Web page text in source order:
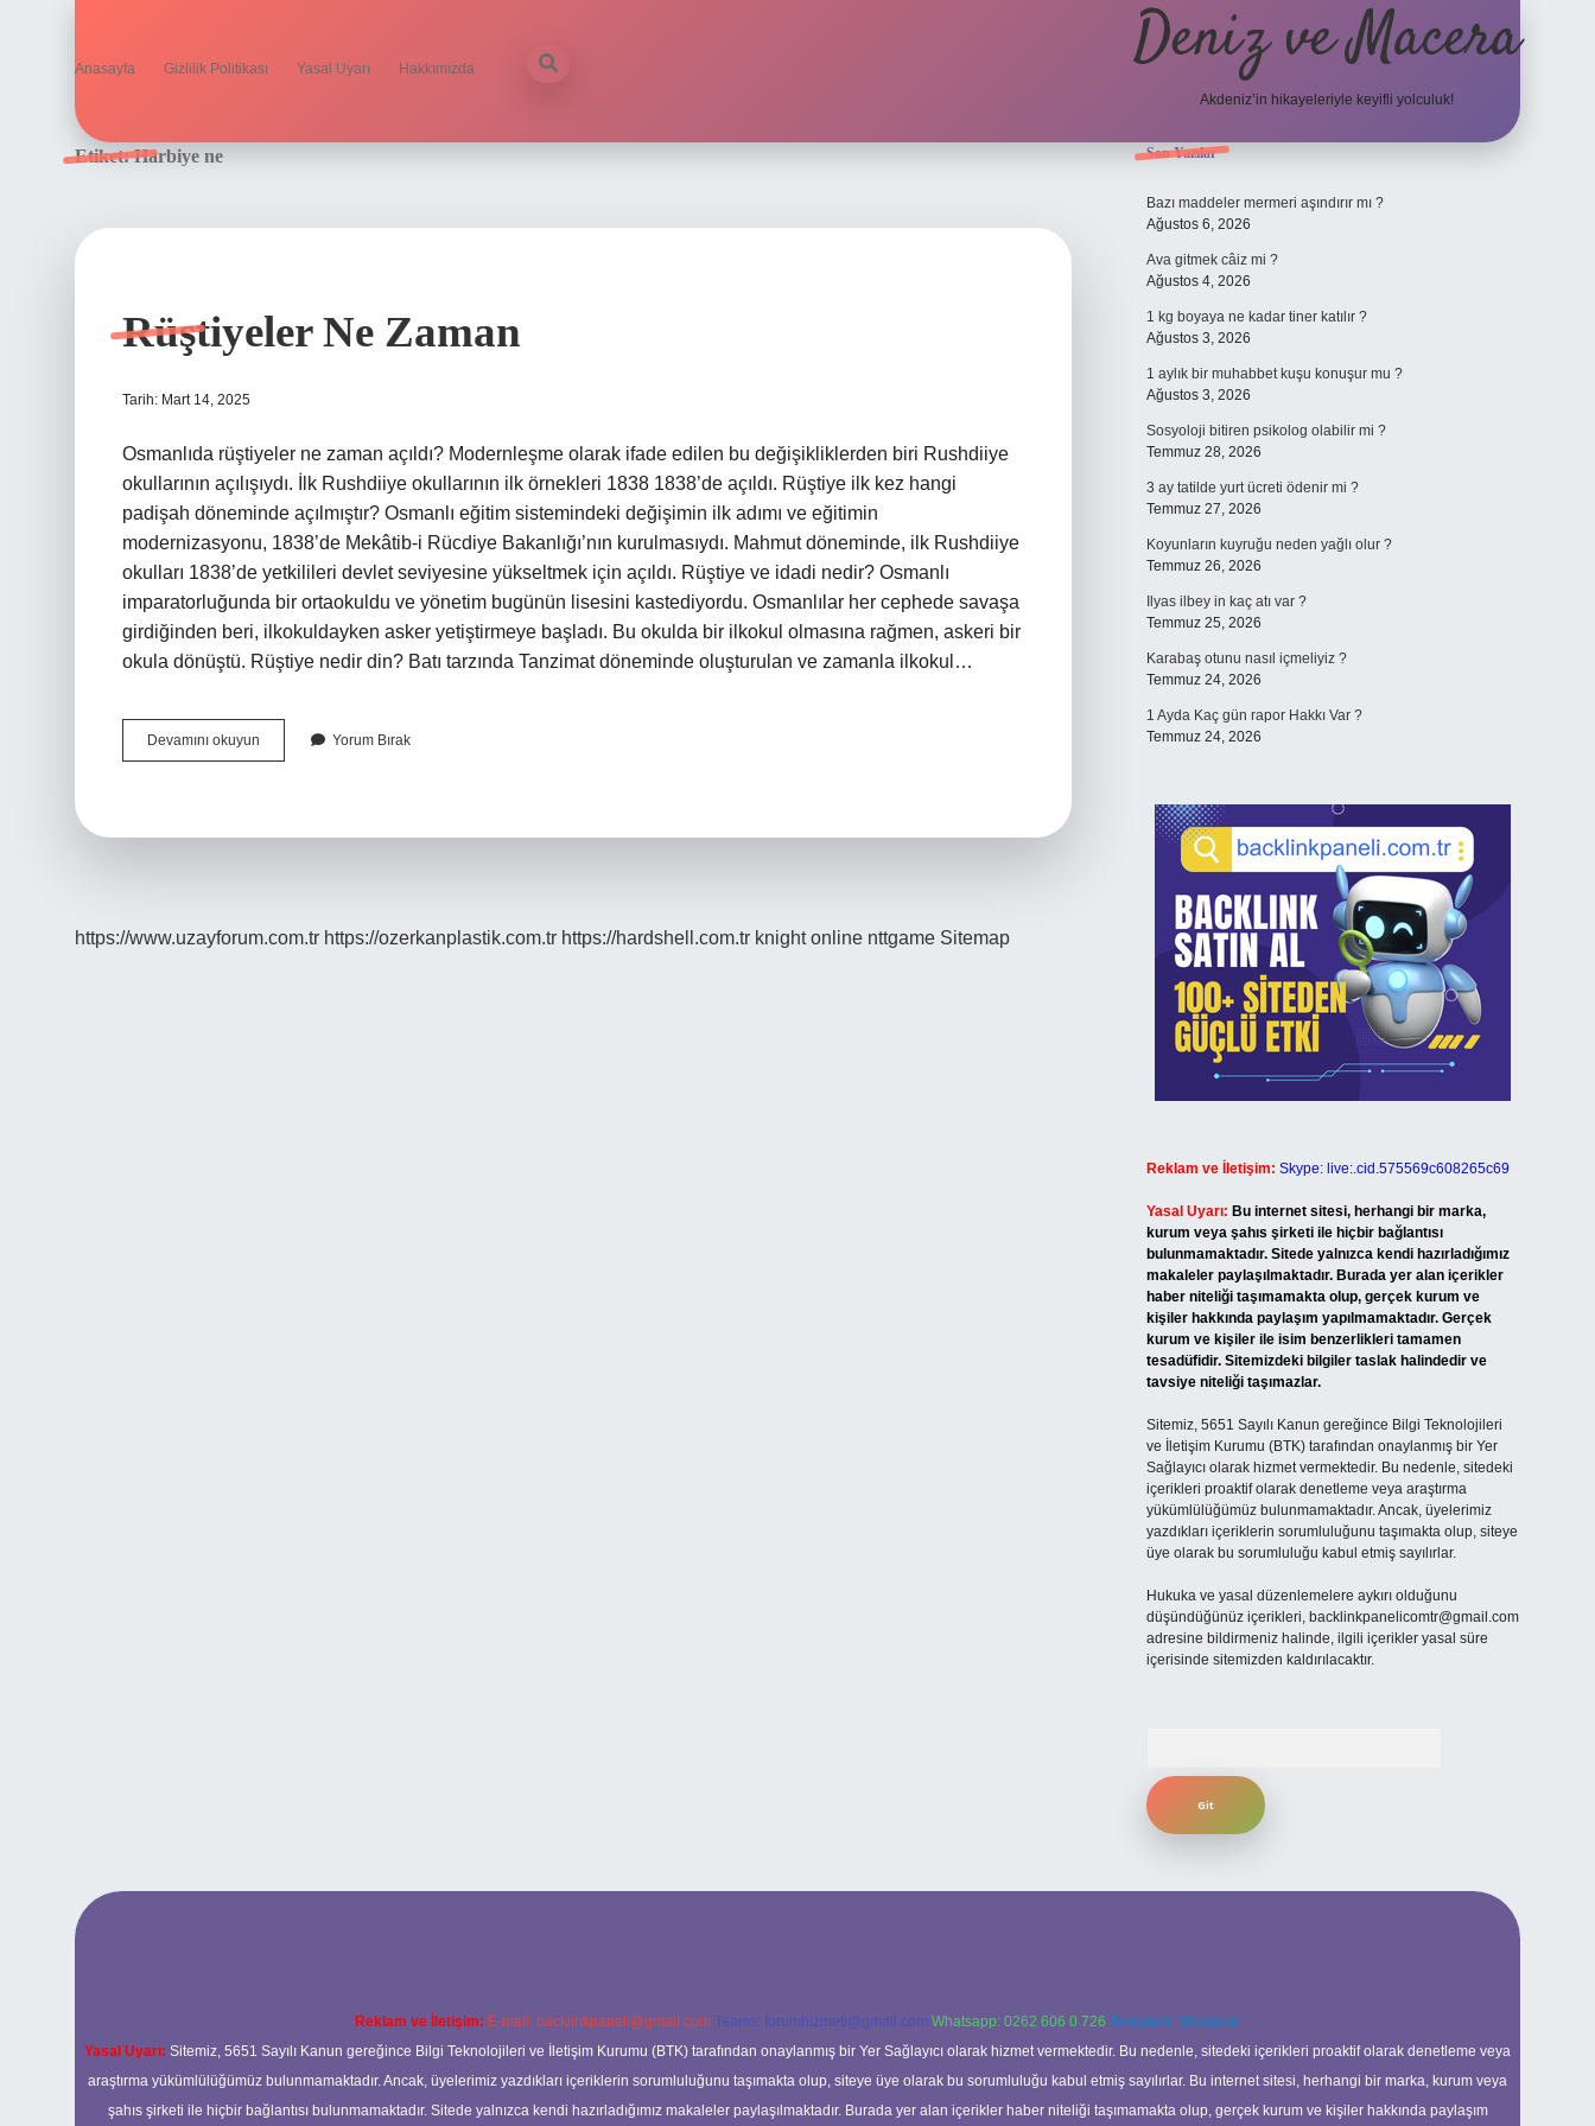
Anasayfa Gizlilik Politikası Yasal Uyarı Hakkımızda Deniz ve Macera
Akdeniz’in hikayeleriyle keyifli yolculuk!
Etiket:Harbiye ne
Rüştiyeler Ne Zaman
Tarih: Mart 14, 2025
Osmanlıda rüştiyeler ne zaman açıldı? Modernleşme olarak ifade edilen bu değişikliklerden biri Rushdiiye
okullarının açılışıydı. İlk Rushdiiye okullarının ilk örnekleri 1838 1838’de açıldı. Rüştiye ilk kez hangi
padişah döneminde açılmıştır? Osmanlı eğitim sistemindeki değişimin ilk adımı ve eğitimin
modernizasyonu, 1838’de Mekâtib-i Rücdiye Bakanlığı’nın kurulmasıydı. Mahmut döneminde, ilk Rushdiiye
okulları 1838’de yetkilileri devlet seviyesine yükseltmek için açıldı. Rüştiye ve idadi nedir? Osmanlı
imparatorluğunda bir ortaokuldu ve yönetim bugünün lisesini kastediyordu. Osmanlılar her cephede savaşa
girdiğinden beri, ilkokuldayken asker yetiştirmeye başladı. Bu okulda bir ilkokul olmasına rağmen, askeri bir
okula dönüştü. Rüştiye nedir din? Batı tarzında Tanzimat döneminde oluşturulan ve zamanla ilkokul…
Devamını okuyun Rüştiyeler
Ne
Yorum Bırak
https://www.uzayforum.com.tr https://ozerkanplastik.com.tr https://hardshell.com.tr knight online nttgame Sitemap
Sidebar
Son Yazılar
Bazı maddeler mermeri aşındırır mı ?
Ağustos 6, 2026
Ava gitmek câiz mi ?
Ağustos 4, 2026
1 kg boyaya ne kadar tiner katılır ?
Ağustos 3, 2026
1 aylık bir muhabbet kuşu konuşur mu ?
Ağustos 3, 2026
Sosyoloji bitiren psikolog olabilir mi ?
Temmuz 28, 2026
3 ay tatilde yurt ücreti ödenir mi ?
Temmuz 27, 2026
Koyunların kuyruğu neden yağlı olur ?
Temmuz 26, 2026
Ilyas ilbey in kaç atı var ?
Temmuz 25, 2026
Karabaş otunu nasıl içmeliyiz ?
Temmuz 24, 2026
1 Ayda Kaç gün rapor Hakkı Var ?
Temmuz 24, 2026
Reklam ve İletişim: Skype: live:.cid.575569c608265c69
Yasal Uyarı: Bu internet sitesi, herhangi bir marka,
kurum veya şahıs şirketi ile hiçbir bağlantısı
bulunmamaktadır. Sitede yalnızca kendi hazırladığımız
makaleler paylaşılmaktadır. Burada yer alan içerikler
haber niteliği taşımamakta olup, gerçek kurum ve
kişiler hakkında paylaşım yapılmamaktadır. Gerçek
kurum ve kişiler ile isim benzerlikleri tamamen
tesadüfidir. Sitemizdeki bilgiler taslak halindedir ve
tavsiye niteliği taşımazlar.
Sitemiz, 5651 Sayılı Kanun gereğince Bilgi Teknolojileri
ve İletişim Kurumu (BTK) tarafından onaylanmış bir Yer
Sağlayıcı olarak hizmet vermektedir. Bu nedenle, sitedeki
içerikleri proaktif olarak denetleme veya araştırma
yükümlülüğümüz bulunmamaktadır. Ancak, üyelerimiz
yazdıkları içeriklerin sorumluluğunu taşımakta olup, siteye
üye olarak bu sorumluluğu kabul etmiş sayılırlar.
Hukuka ve yasal düzenlemelere aykırı olduğunu
düşündüğünüz içerikleri, backlinkpanelicomtr@gmail.com
adresine bildirmeniz halinde, ilgili içerikler yasal süre
içerisinde sitemizden kaldırılacaktır.
Reklam ve İletişim: E-mail: backlinkpaneli@gmail.com Teams: forumhizmeti@gmail.com Whatsapp: 0262 606 0 726 Telegram: @karabul
Yasal Uyarı: Sitemiz, 5651 Sayılı Kanun gereğince Bilgi Teknolojileri ve İletişim Kurumu (BTK) tarafından onaylanmış bir Yer Sağlayıcı olarak hizmet vermektedir. Bu nedenle, sitedeki içerikleri proaktif olarak denetleme veya
araştırma yükümlülüğümüz bulunmamaktadır. Ancak, üyelerimiz yazdıkları içeriklerin sorumluluğunu taşımakta olup, siteye üye olarak bu sorumluluğu kabul etmiş sayılırlar. Bu internet sitesi, herhangi bir marka, kurum veya
şahıs şirketi ile hiçbir bağlantısı bulunmamaktadır. Sitede yalnızca kendi hazırladığımız makaleler paylaşılmaktadır. Burada yer alan içerikler haber niteliği taşımamakta olup, gerçek kurum ve kişiler hakkında paylaşım